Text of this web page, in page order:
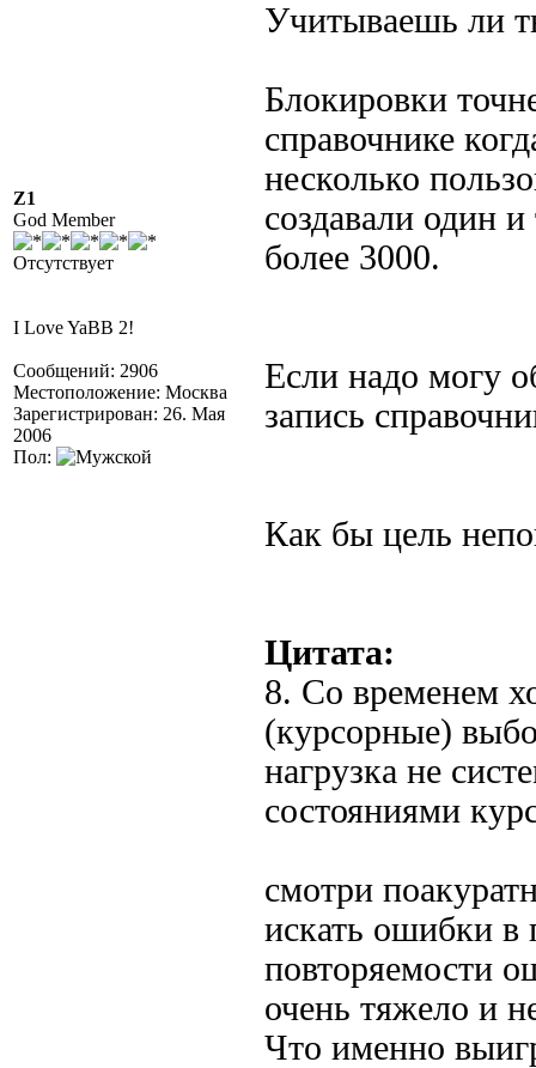
Z1
God Member
Отсутствует
I Love YaBB 2!
Сообщений: 2906
Местоположение: Москва
Зарегистрирован: 26. Мая
2006
Пол:
Учитываешь ли
Блокировки
справочнике
несколько
создавали один
более 3000.
Если надо могу
запись
Как бы цель
Цитата:
8. Со временем
(курсорные)
нагрузка не
состояниями
смотри
искать ошибки в
повторяемости
очень тяжело и
Что именно